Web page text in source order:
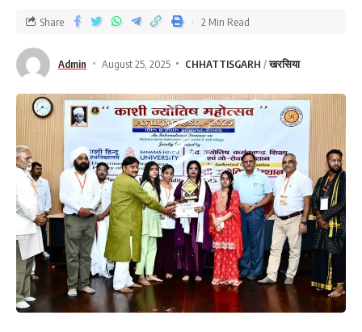
Admin August 25, 2025 CHHATTISGARH खरसिया
Share 2 Min Read